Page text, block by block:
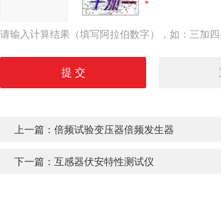
请输入计算结果（填写阿拉伯数字），如：三加
上一篇： 倍频试验变压器倍频发生器
下一篇： 互感器伏安特性测试仪